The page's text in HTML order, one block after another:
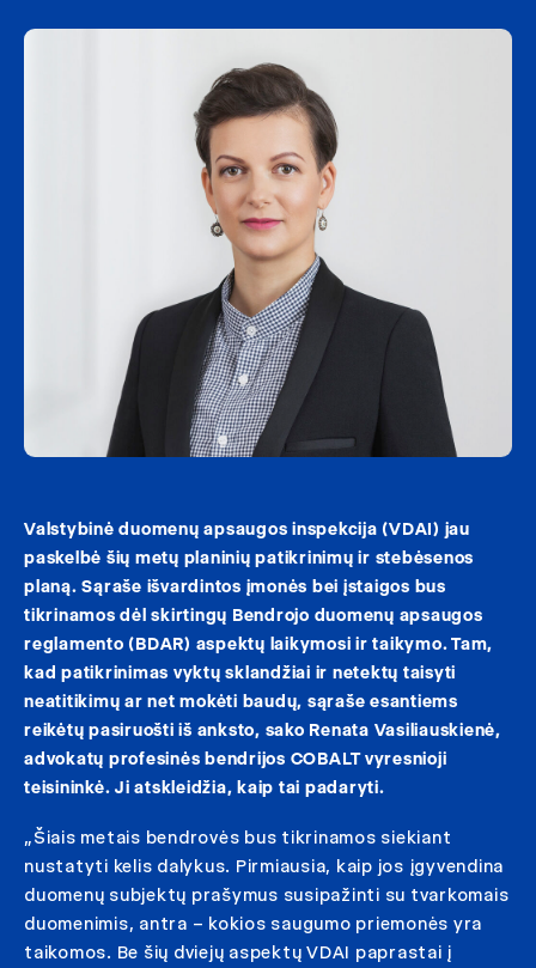
Valstybinė duomenų apsaugos inspekcija (VDAI) jau
paskelbė šių metų planinių patikrinimų ir stebėsenos
planą. Sąraše išvardintos įmonės bei įstaigos bus
tikrinamos dėl skirtingų Bendrojo duomenų apsaugos
reglamento (BDAR) aspektų laikymosi ir taikymo. Tam,
kad patikrinimas vyktų sklandžiai ir netektų taisyti
neatitikimų ar net mokėti baudų, sąraše esantiems
reikėtų pasiruošti iš anksto, sako Renata Vasiliauskienė,
advokatų profesinės bendrijos COBALT vyresnioji
teisininkė. Ji atskleidžia, kaip tai padaryti.
„Šiais metais bendrovės bus tikrinamos siekiant
nustatyti kelis dalykus. Pirmiausia, kaip jos įgyvendina
duomenų subjektų prašymus susipažinti su tvarkomais
duomenimis, antra – kokios saugumo priemonės yra
taikomos. Be šių dviejų aspektų VDAI paprastai į